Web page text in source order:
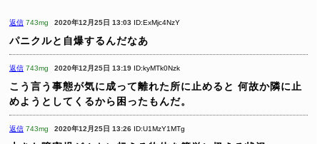
返信 743mg 2020年12月25日 13:03 ID:ExMjc4NzY
パニクルと自爆するんだなあ
返信 743mg 2020年12月25日 13:19 ID:kyMTk0Nzk
こう言う事態が気に成って離れた所に止めると 何故か隣に止
めようとしてくるから困ったもんだ。
返信 743mg 2020年12月25日 13:26 ID:U1MzY1MTg